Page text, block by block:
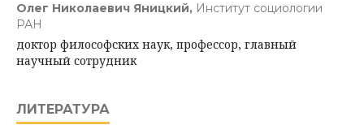
Олег Николаевич Яницкий, Институт социологии
РАН
доктор философских наук, профессор, главный
научный сотрудник
ЛИТЕРАТУРА